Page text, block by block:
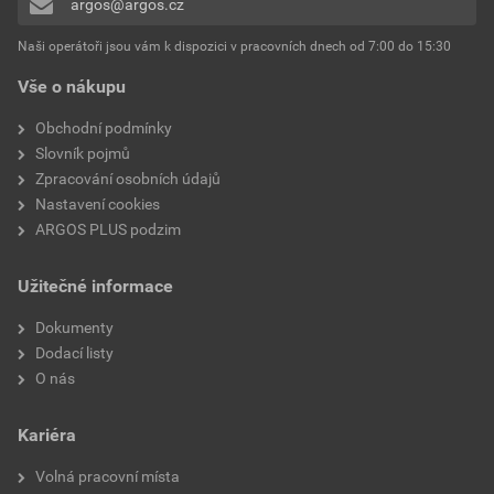
Tlačítkový spínač Ne
Montáž
Montážní hloubka
Hloubka zařízení
Ochrana povrchu
K dispozici je podpora
Kompatibilní s Amazon
Alexa
Přidávat hodnocení může pouze přihlášený uživatel.
Vše o nákupu
Obchodní podmínky
Slovník pojmů
Zpracování osobních údajů
Nastavení cookies
ARGOS PLUS podzim
Užitečné informace
Dokumenty
Dodací listy
O nás
Kariéra
Volná pracovní místa
argos@argos.cz
Naši operátoři jsou vám k dispozici v pracovních dnech od 7:00 do 15:30